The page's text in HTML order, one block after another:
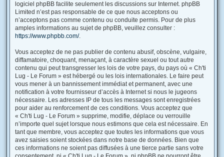
logiciel phpBB facilite seulement les discussions sur Internet. phpBB
Limited n’est pas responsable de ce que nous acceptons ou
n’acceptons pas comme contenu ou conduite permis. Pour de plus
amples informations au sujet de phpBB, veuillez consulter :
https://www.phpbb.com/.
Vous acceptez de ne pas publier de contenu abusif, obscène, vulgaire,
diffamatoire, choquant, menaçant, à caractère sexuel ou tout autre
contenu qui peut transgresser les lois de votre pays, du pays où « Ch'ti
Lug - Le Forum » est hébergé ou les lois internationales. Le faire peut
vous mener à un bannissement immédiat et permanent, avec une
notification à votre fournisseur d’accès à Internet si nous le jugeons
nécessaire. Les adresses IP de tous les messages sont enregistrées
pour aider au renforcement de ces conditions. Vous acceptez que
« Ch'ti Lug - Le Forum » supprime, modifie, déplace ou verrouille
n’importe quel sujet lorsque nous estimons que cela est nécessaire. En
tant que membre, vous acceptez que toutes les informations que vous
avez saisies soient stockées dans notre base de données. Bien que
ces informations ne soient pas diffusées à une tierce partie sans votre